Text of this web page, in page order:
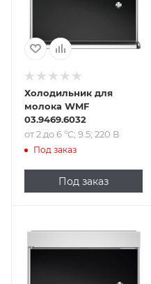
Холодильник для
молока WMF
03.9469.6032
от 2 до 6 °C; 9.5; 220 В
Под заказ
Под заказ
220 В